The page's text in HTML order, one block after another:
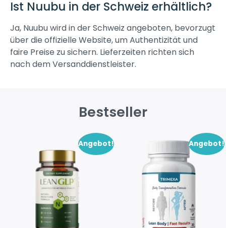
Ist Nuubu in der Schweiz erhältlich?
Ja, Nuubu wird in der Schweiz angeboten, bevorzugt
über die offizielle Website, um Authentizität und
faire Preise zu sichern. Lieferzeiten richten sich
nach dem Versanddienstleister.
Bestseller
Angebot! Angebot!